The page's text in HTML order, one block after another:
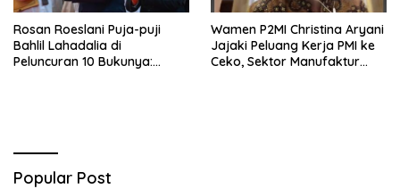
Rosan Roeslani Puja-puji
Bahlil Lahadalia di
Peluncuran 10 Bukunya:
Wamen P2MI Christina Aryani
Jajaki Peluang Kerja PMI ke
Ceko, Sektor Manufaktur
Popular Post